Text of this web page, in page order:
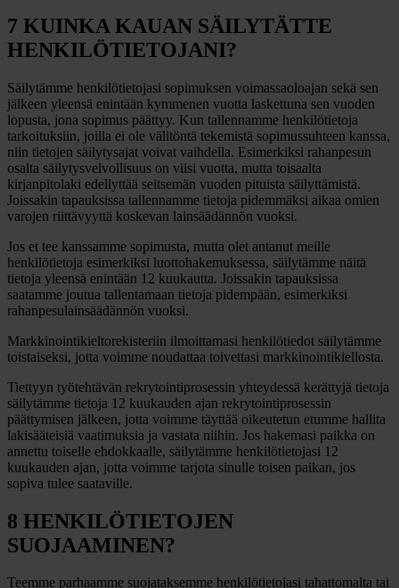
7 KUINKA KAUAN SÄILYTÄTTE
HENKILÖTIETOJANI?
Säilytämme henkilötietojasi sopimuksen voimassaoloajan sekä sen
jälkeen yleensä enintään kymmenen vuotta laskettuna sen vuoden
lopusta, jona sopimus päättyy. Kun tallennamme henkilötietoja
tarkoituksiin, joilla ei ole välitöntä tekemistä sopimussuhteen kanssa,
niin tietojen säilytysajat voivat vaihdella. Esimerkiksi rahanpesun
osalta säilytysvelvollisuus on viisi vuotta, mutta toisaalta
kirjanpitolaki edellyttää seitsemän vuoden pituista säilyttämistä.
Joissakin tapauksissa tallennamme tietoja pidemmäksi aikaa omien
varojen riittävyyttä koskevan lainsäädännön vuoksi.
Jos et tee kanssamme sopimusta, mutta olet antanut meille
henkilötietoja esimerkiksi luottohakemuksessa, säilytämme näitä
tietoja yleensä enintään 12 kuukautta. Joissakin tapauksissa
saatamme joutua tallentamaan tietoja pidempään, esimerkiksi
rahanpesulainsäädännön vuoksi.
Markkinointikieltorekisteriin ilmoittamasi henkilötiedot säilytämme
toistaiseksi, jotta voimme noudattaa toivettasi markkinointikiellosta.
Tiettyyn työtehtävän rekrytointiprosessin yhteydessä kerättyjä tietoja
säilytämme tietoja 12 kuukauden ajan rekrytointiprosessin
päättymisen jälkeen, jotta voimme täyttää oikeutetun etumme hallita
lakisääteisiä vaatimuksia ja vastata niihin. Jos hakemasi paikka on
annettu toiselle ehdokkaalle, säilytämme henkilötietojasi 12
kuukauden ajan, jotta voimme tarjota sinulle toisen paikan, jos
sopiva tulee saataville.
8 HENKILÖTIETOJEN
SUOJAAMINEN?
Teemme parhaamme suojataksemme henkilötietojasi tahattomalta tai